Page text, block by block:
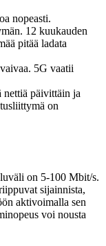
nopeasti.
12 kuukauden
pitää ladata
5G vaatii
nettiä päivittäin ja
on
on 5-100 Mbit/s.
sijainnista,
aktivoimalla sen
voi nousta